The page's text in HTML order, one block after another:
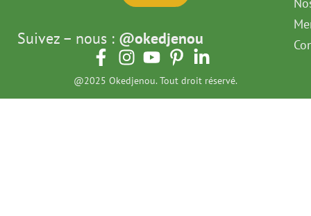
Suivez – nous : @okedjenou
@2025 Okedjenou. Tout droit réservé.